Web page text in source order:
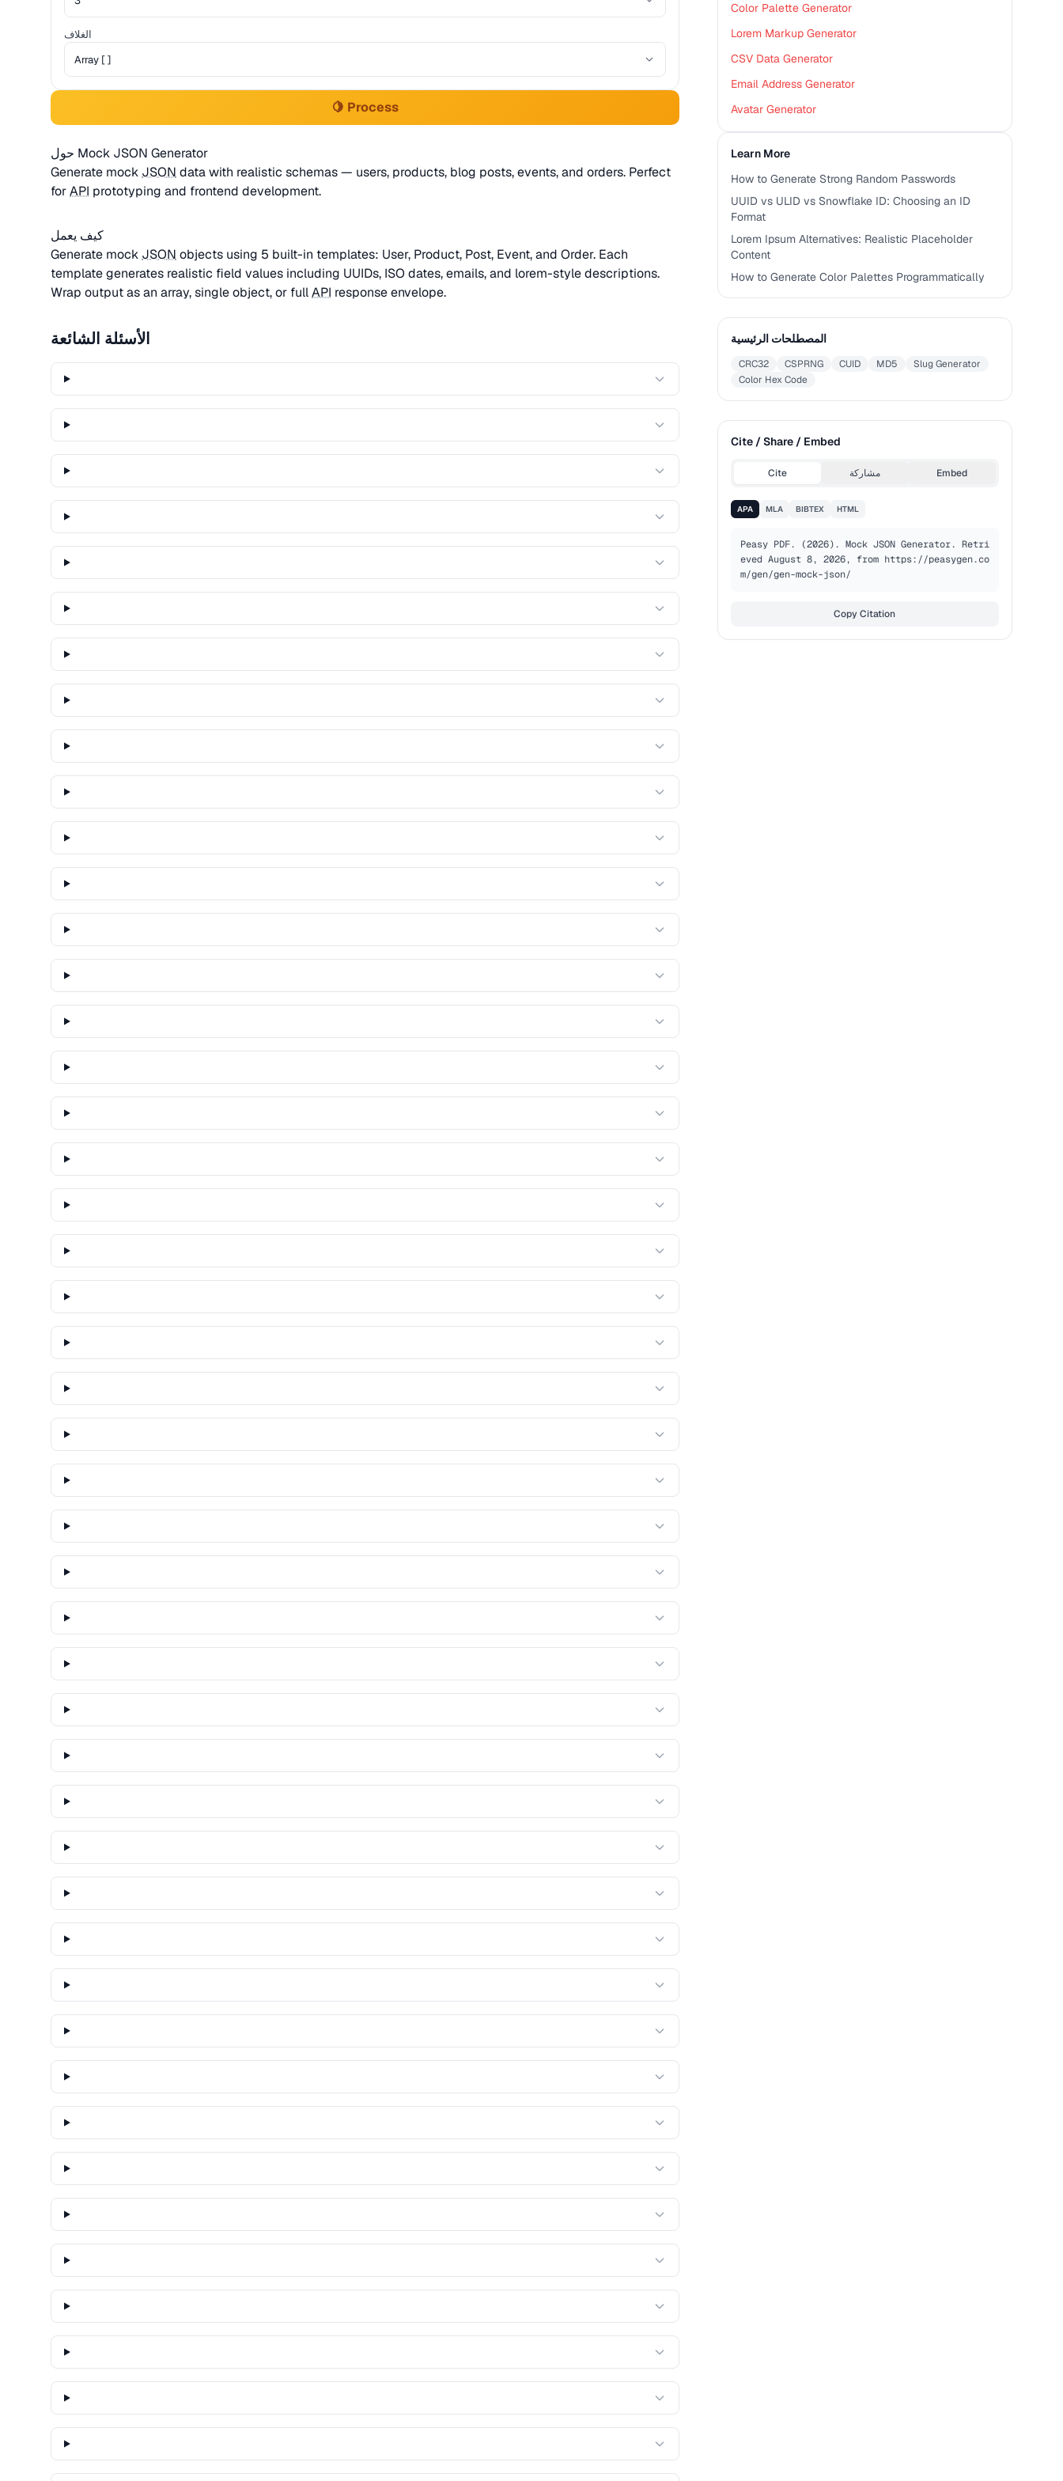
الغلاف
🍋 Process
حول Mock JSON Generator
Generate mock JSON data with realistic schemas — users, products, blog posts, events, and orders. Perfect
forAPI prototyping and frontend development.
كيف يعمل
Generate mock JSON objects using 5 built-in templates: User, Product, Post, Event, and Order. Each
template generates realistic field values including UUIDs, ISO dates, emails, and lorem-style descriptions.
Wrap output as an array, single object, or fullAPI response envelope.
الأسئلة الشائعة
Color Palette Generator
Lorem Markup Generator
CSV Data Generator
Email Address Generator
Avatar Generator
Learn More
How to Generate Strong Random Passwords
UUID vs ULID vs Snowflake ID: Choosing an ID
Format
Lorem Ipsum Alternatives: Realistic Placeholder
Content
How to Generate Color Palettes Programmatically
المصطلحات الرئيسية
CRC32 CSPRNG CUID MD5
Slug Generator
Color Hex Code
Cite / Share / Embed
Cite مشاركة Embed
APA MLA BIBTEX HTML
Peasy PDF. (2026). Mock JSON Generator. Retri
eved August 8, 2026, from https://peasygen.co
m/gen/gen-mock-json/
Copy Citation